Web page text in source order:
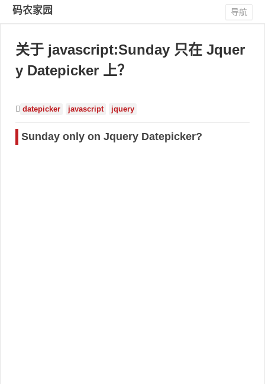
码农家园 导航
关于 javascript:Sunday 只在 Jquer
y Datepicker 上？
datepicker javascript jquery
Sunday only on Jquery Datepicker?